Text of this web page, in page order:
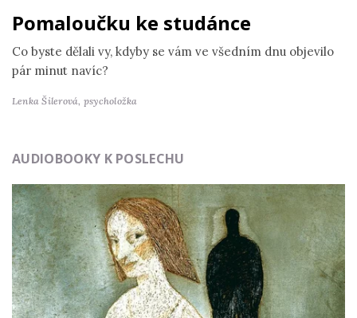
Pomaloučku ke studánce
Co byste dělali vy, kdyby se vám ve všedním dnu objevilo
pár minut navíc?
Lenka Šilerová, psycholožka
AUDIOBOOKY K POSLECHU